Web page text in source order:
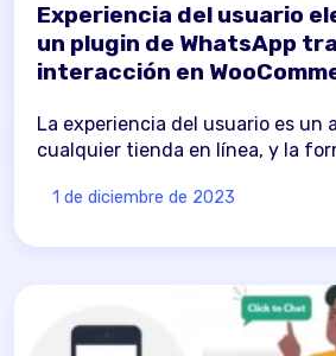
Experiencia del usuario
un plugin de WhatsApp
interacción en
La experiencia del usuario es un
cualquier tienda en línea, y la
1 de diciembre de 2023